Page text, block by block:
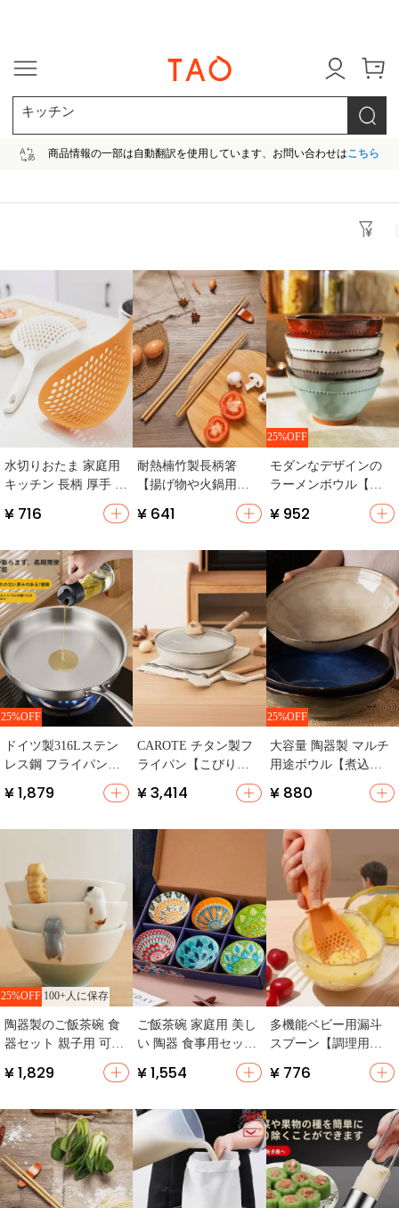
キッチン
商品情報の一部は自動翻訳を使用しています、お問い合わせはこちら
水切りおたま 家庭用
キッチン 長柄 厚手 耐
¥ 716
耐熱楠竹製長柄箸
【揚げ物や火鍋用・
高温対応・家庭用】
¥ 641
25%OFF
モダンなデザインの
ラーメンボウル【美
しいスープボウル・
家庭用・お洒落な泡
¥ 952
25%OFF
ドイツ製316Lステン
レス鋼 フライパン
【家庭用・IH対応・
ノンスティック・無
¥ 1,879
CAROTE チタン製フ
ライパン【こびりつ
きにくい・家庭用・
玉子焼き・ステー
¥ 3,414
25%OFF
大容量 陶器製 マルチ
用途ボウル【煮込み
適・高級感あるデザ
¥ 880
25%OFF 100+人に保存
陶器製のご飯茶碗 食
器セット 親子用 可愛
いデザイン 三人用
¥ 1,829
ご飯茶碗 家庭用 美し
い 陶器 食事用セット
ギフトボックス入り
¥ 1,554
多機能ベビー用漏斗
スプーン【調理用・
キッチン・茹でたジ
ャガイモや麺に対
¥ 776